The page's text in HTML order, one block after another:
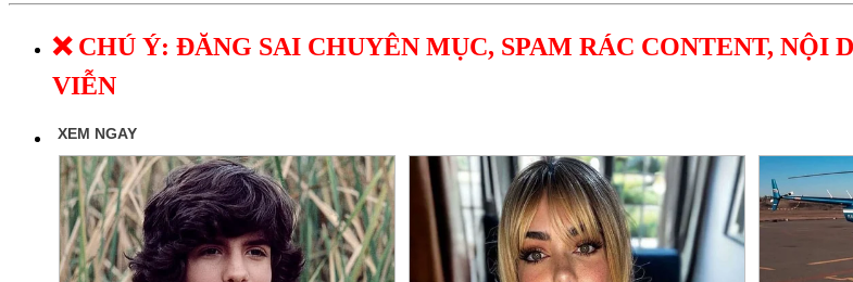
❌ CHÚ Ý: ĐĂNG SAI CHUYÊN MỤC, SPAM RÁC CONTENT,
VIỄN